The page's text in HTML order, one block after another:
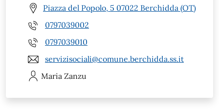
Piazza del Popolo, 5 07022 Berchidda (OT)
0797039002
0797039010
servizisociali@comune.berchidda.ss.it
Maria Zanzu